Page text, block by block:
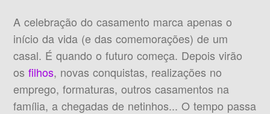
A celebração do casamento marca apenas o
início da vida (e das comemorações) de um
casal. É quando o futuro começa. Depois virão
osfilhos, novas conquistas, realizações no
emprego, formaturas, outros casamentos na
família, a chegadas de netinhos... O tempo passa